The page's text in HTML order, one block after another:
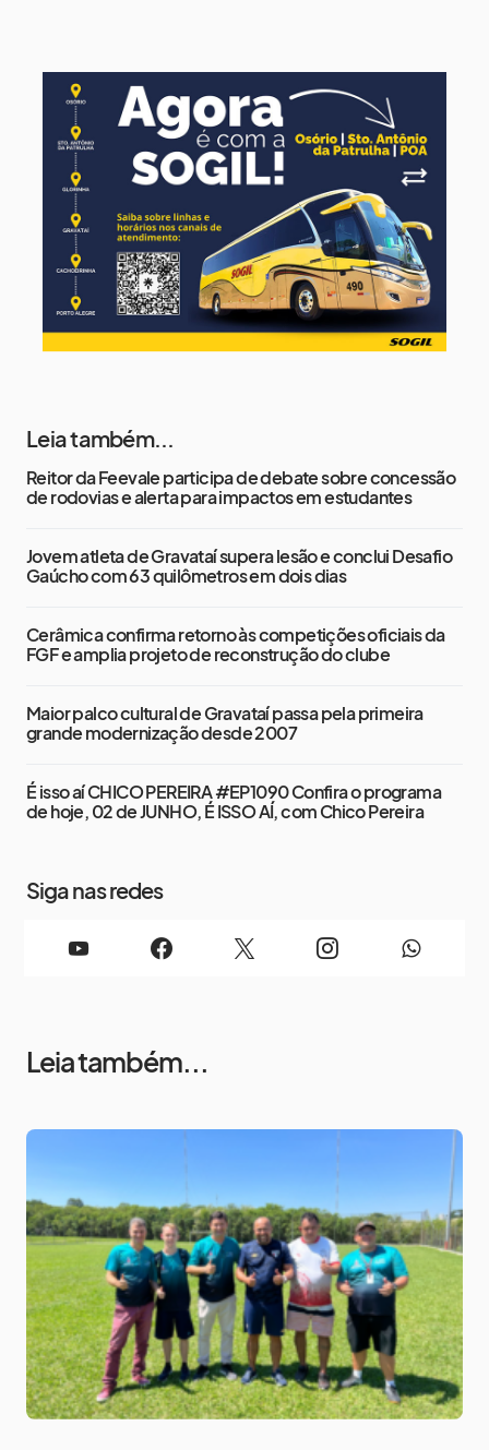
Segunda-Feira 13° 8°
11 de agosto
Terça-Feira 15° 8°
12 de agosto
Quarta-Feira 15° 8°
Leia também...
Reitor da Feevale participa de debate sobre concessão
de rodovias e alerta para impactos em estudantes
Jovem atleta de Gravataí supera lesão e conclui Desafio
Gaúcho com 63 quilômetros em dois dias
Cerâmica confirma retorno às competições oficiais da
FGF e amplia projeto de reconstrução do clube
Maior palco cultural de Gravataí passa pela primeira
grande modernização desde 2007
É isso aí CHICO PEREIRA #EP1090 Confira o programa
de hoje, 02 de JUNHO, É ISSO AÍ, com Chico Pereira
Siga nas redes
Leia também...